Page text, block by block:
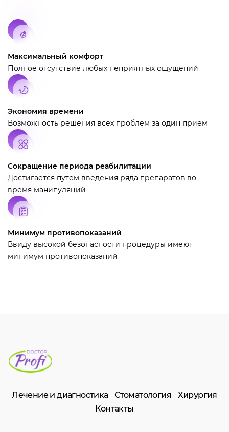
Максимальный комфорт
Полное отсутствие любых неприятных ощущений
Экономия времени
Возможность решения всех проблем за один прием
Сокращение периода реабилитации
Достигается путем введения ряда препаратов во
время манипуляций
Минимум противопоказаний
Ввиду высокой безопасности процедуры имеют
минимум противопоказаний
Лечение и диагностика Стоматология
Хирургия
Контакты